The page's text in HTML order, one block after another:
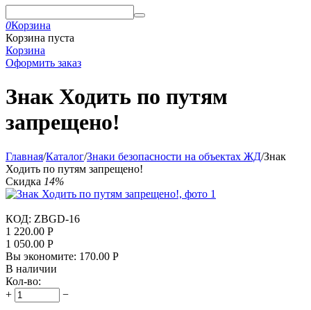
0Корзина
Корзина пуста
Корзина
Оформить заказ
Знак Ходить по путям
запрещено!
Главная/Каталог/Знаки безопасности на объектах ЖД/Знак
Ходить по путям запрещено!
Скидка 14%
КОД: ZBGD-16
1 220.00 Р
1 050.00 Р
Вы экономите: 170.00 Р
В наличии
Кол-во:
+
−